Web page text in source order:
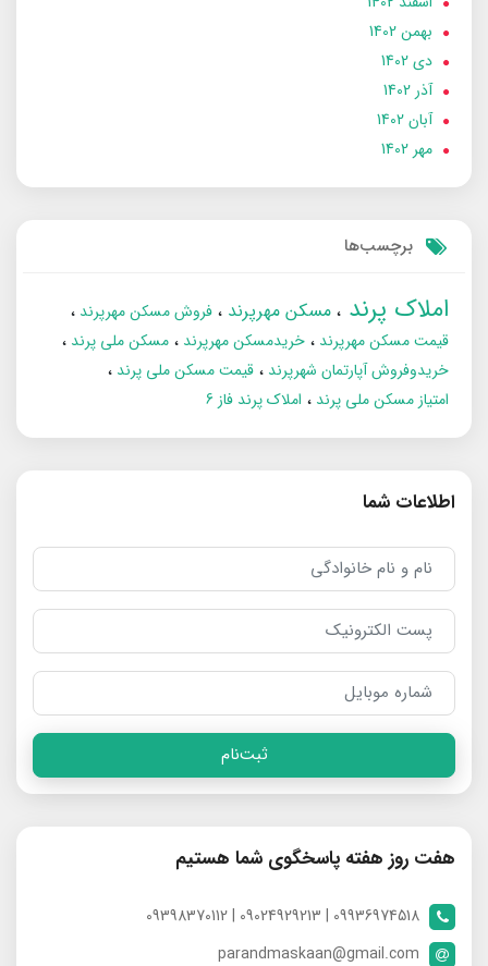
بهمن 1402
دی 1402
آذر 1402
آبان 1402
مهر 1402
برچسب‌ها
املاک پرند مسکن مهرپرند
فروش مسکن مهرپرند
قیمت مسکن مهرپرند
خریدمسکن مهرپرند
مسکن ملی پرند
خریدوفروش آپارتمان شهرپرند
قیمت مسکن ملی پرند
امتیاز مسکن ملی پرند
املاک پرند فاز 6
اطلاعات شما
ثبت‌نام
هفت روز هفته پاسخگوی شما هستیم
09936974518 | 09024929213 | 09398370112
parandmaskaan@gmail.com